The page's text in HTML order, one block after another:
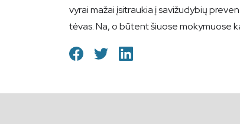
vyrai mažai įsitraukia į savižudybių
tėvas. Na, o būtent šiuose mokymuose